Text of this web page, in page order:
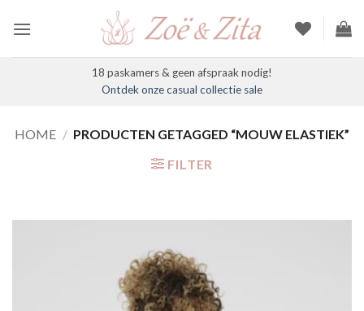
naar
18 paskamers & geen afspraak nodig!
Ontdek onze casual collectie sale
HOME / PRODUCTEN GETAGGED “MOUW ELASTIEK”
FILTER